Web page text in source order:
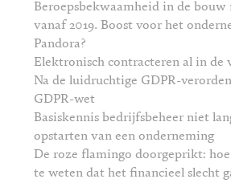
Beroepsbekwaamheid in de
vanaf 2019. Boost voor het
Pandora?
Elektronisch contracteren al in de
Na de luidruchtige GDPR-
GDPR-wet
Basiskennis bedrijfsbeheer niet
opstarten van een onderneming
De roze flamingo doorgeprikt:
te weten dat het financieel slecht